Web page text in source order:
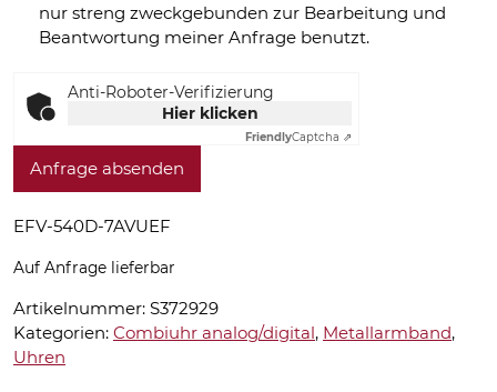
nur streng zweckgebunden zur Bearbeitung und
Beantwortung meiner Anfrage benutzt.
Anti-Roboter-Verifizierung
Hier klicken
FriendlyCaptcha ⇗
Anfrage absenden
EFV-540D-7AVUEF
Auf Anfrage lieferbar
Artikelnummer: S372929
Kategorien: Combiuhr analog/digital, Metallarmband,
Uhren